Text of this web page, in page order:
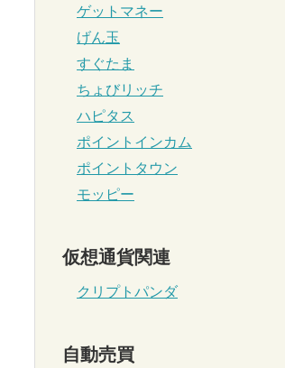
ゲットマネー
げん玉
すぐたま
ちょびリッチ
ハピタス
ポイントインカム
ポイントタウン
モッピー
仮想通貨関連
クリプトパンダ
自動売買